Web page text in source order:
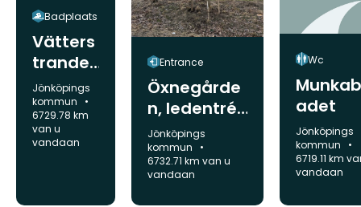
Badplaats
Vätters
trande
n
Gemeente:
Jönköpings
kommun
6729.78 km
van u
vandaan
Entrance
Öxnegårde
n, ledentré
SV4
Gemeente:
Jönköpings
kommun
6732.71 km van u
vandaan
Wc
adet
Gemeente:
Jönköpings
kommun
6719.11 km
vandaan